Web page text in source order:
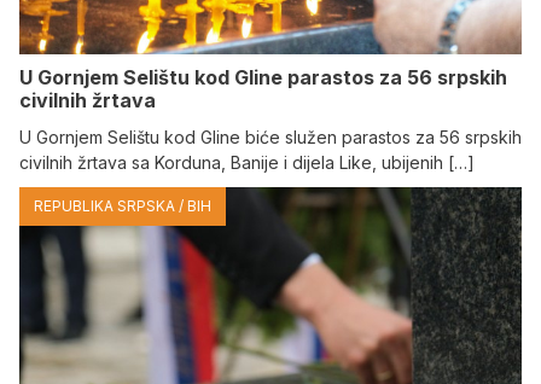
U Gornjem Selištu kod Gline parastos za 56 srpskih
civilnih žrtava
U Gornjem Selištu kod Gline biće služen parastos za 56 srpskih
civilnih žrtava sa Korduna, Banije i dijela Like, ubijenih […]
REPUBLIKA SRPSKA / BIH